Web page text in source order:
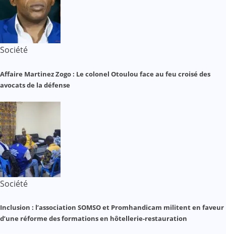
Société
Affaire Martinez Zogo : Le colonel Otoulou face au feu croisé des
avocats de la défense
Société
Inclusion : l’association SOMSO et Promhandicam militent en faveur
d’une réforme des formations en hôtellerie-restauration